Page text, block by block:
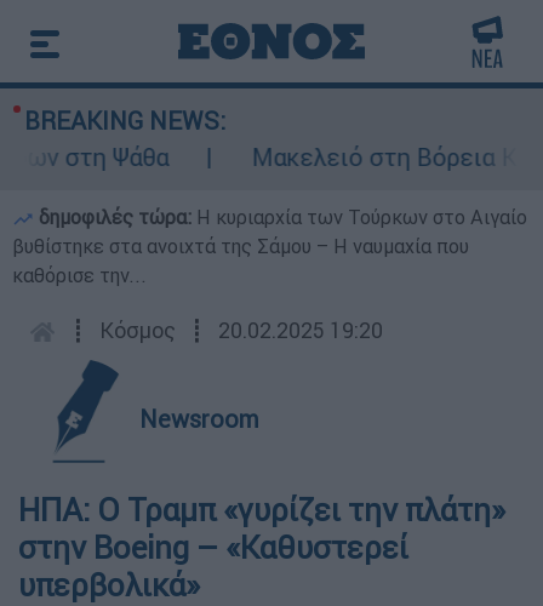
BREAKING NEWS:
στη Ψάθα
Μακελειό στη Βόρεια
δημοφιλές τώρα: Η κυριαρχία των Τούρκων στο Αιγαίο
βυθίστηκε στα ανοιχτά της Σάμου – Η ναυμαχία που
καθόρισε την...
┋ Κόσμος ┋ 20.02.2025 19:20
Newsroom
ΗΠΑ: Ο Τραμπ «γυρίζει την πλάτη»
στην Boeing – «Καθυστερεί
υπερβολικά»